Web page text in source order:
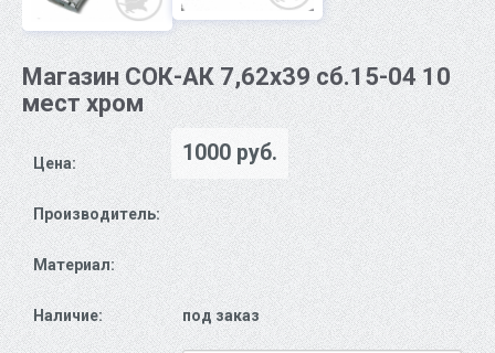
Магазин СОК-АК 7,62х39 сб.15-04 10
мест хром
Цена: 1000 руб.
Производитель:
Материал:
Наличие: под заказ